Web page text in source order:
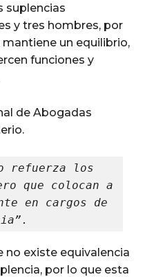
suplencias
y tres hombres, por
un equilibrio,
funciones y
de Abogadas
refuerza los
que colocan a
en cargos de
no existe equivalencia
por lo que esta